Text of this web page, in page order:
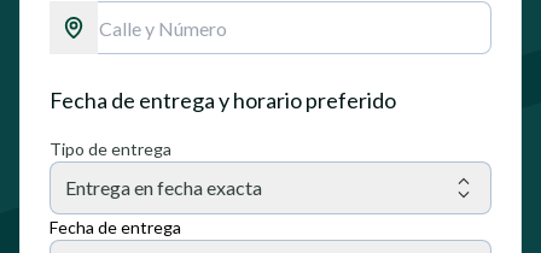
Fecha de entrega y horario preferido
Tipo de entrega
Entrega en fecha exacta
Fecha de entrega